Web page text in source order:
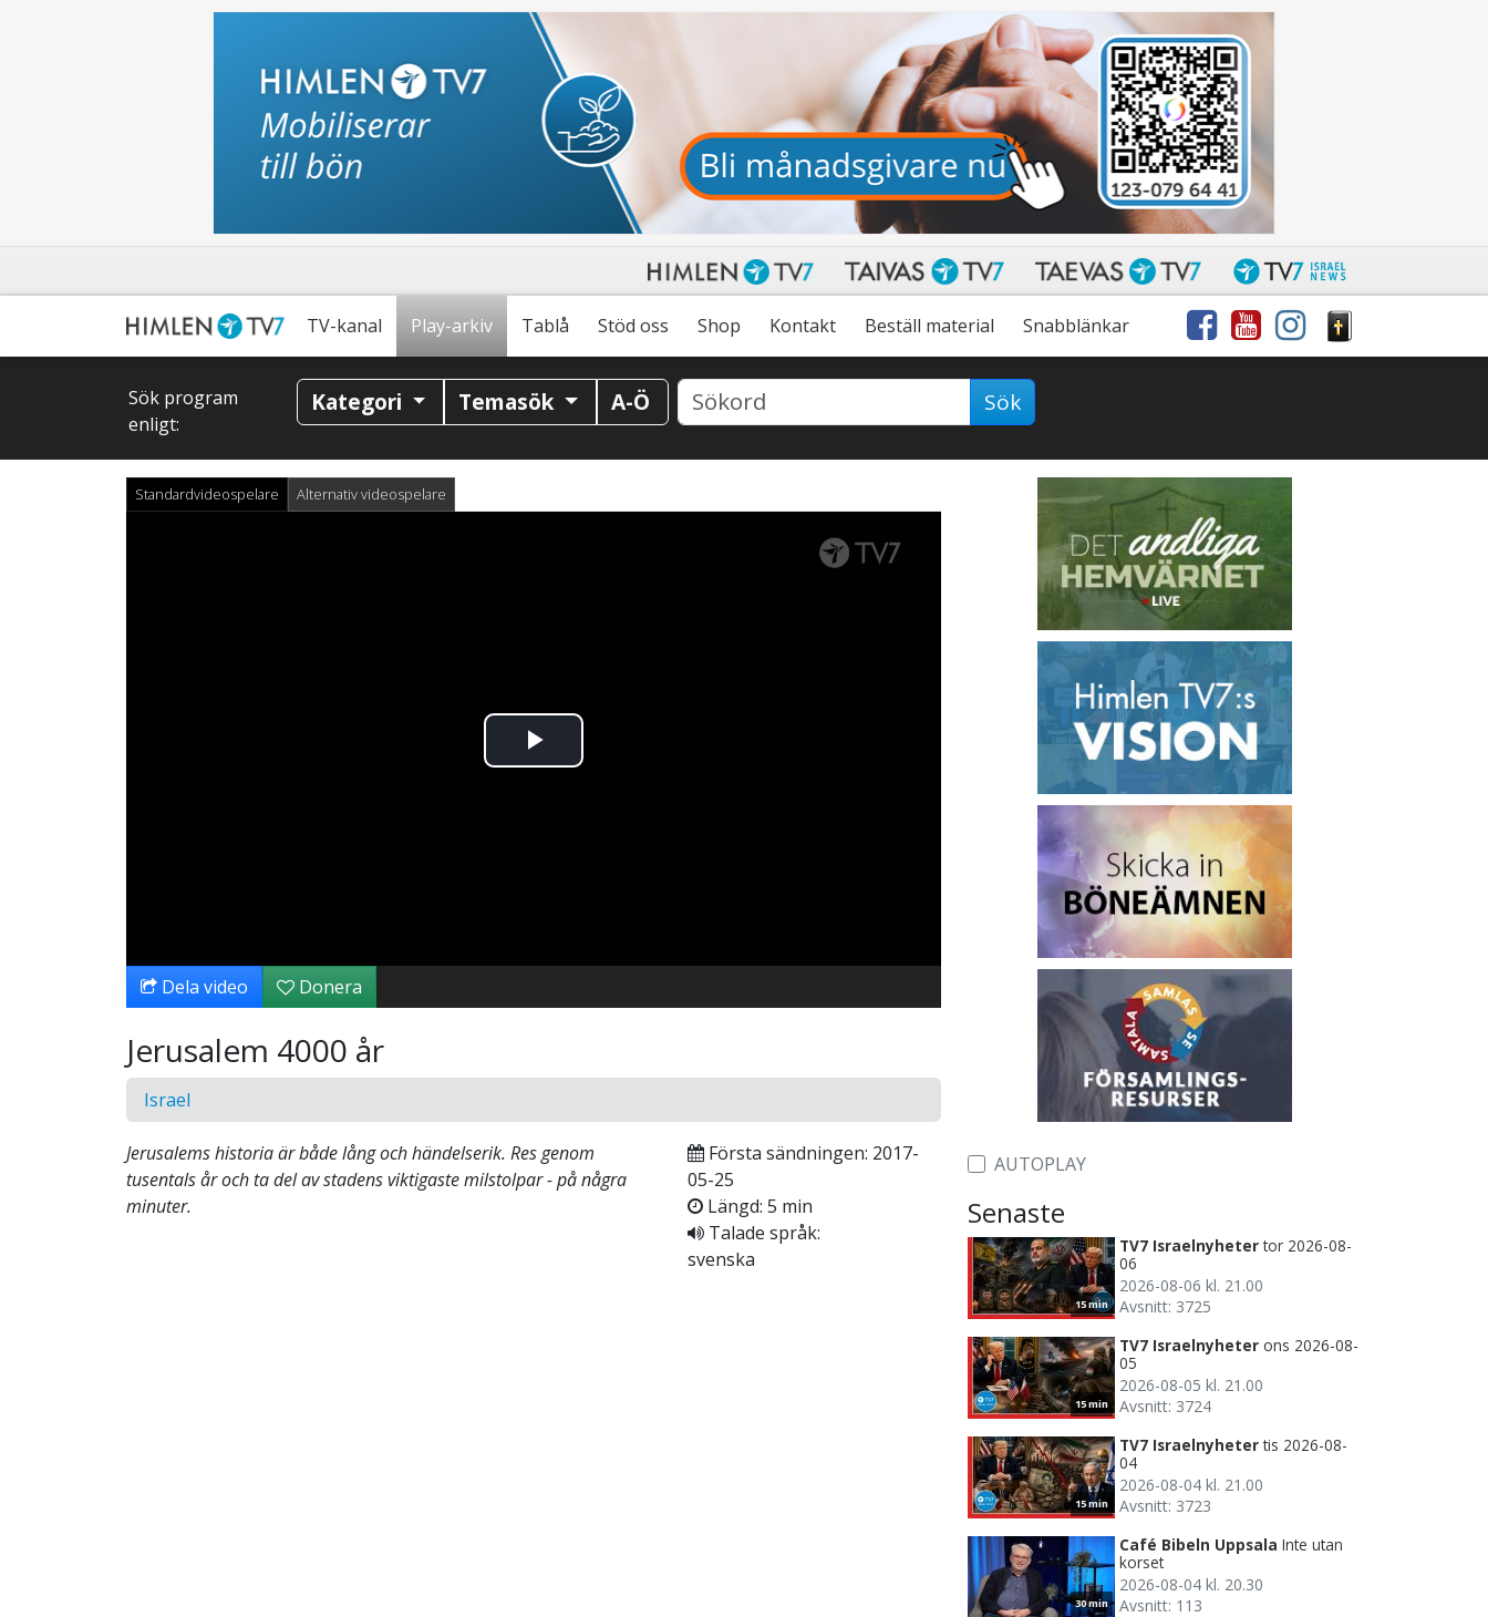
TV-kanal Play-arkiv Tablå Stöd oss Shop Kontakt Beställ material Snabblänkar
Sök program
enligt:
Kategori Temasök A-Ö Sök
Standardvideospelare Alternativ videospelare
Spela
Dela video Donera
Jerusalem 4000 år
Israel
Jerusalems historia är både lång och händelserik. Res genom
tusentals år och ta del av stadens viktigaste milstolpar - på några
minuter.
Första sändningen: 2017-
05-25
Längd: 5 min
Talade språk:
svenska
AUTOPLAY
Senaste
15 min
TV7 Israelnyheter tor 2026-08-
06
2026-08-06 kl. 21.00
Avsnitt: 3725
15 min
TV7 Israelnyheter ons 2026-08-
05
2026-08-05 kl. 21.00
Avsnitt: 3724
15 min
TV7 Israelnyheter tis 2026-08-
04
2026-08-04 kl. 21.00
Avsnitt: 3723
30 min
Café Bibeln Uppsala Inte utan
korset
2026-08-04 kl. 20.30
Avsnitt: 113